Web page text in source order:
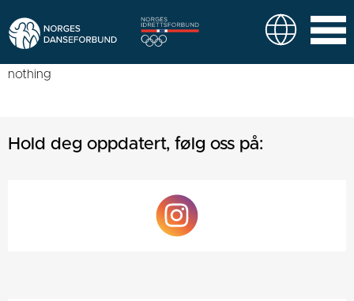
nothing
Hold deg oppdatert, følg oss på: